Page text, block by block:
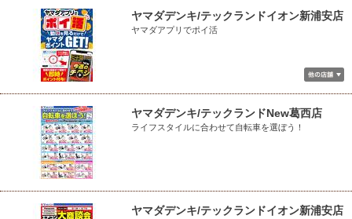
ヤマダデンキ/テックランドイオン新浦安店
ヤマダアプリでポイ活
ヤマダデンキ/テックランドNew葛西店
ライフスタイルに合わせて自転車を選ぼう！
ヤマダデンキ/テックランドイオン新浦安店